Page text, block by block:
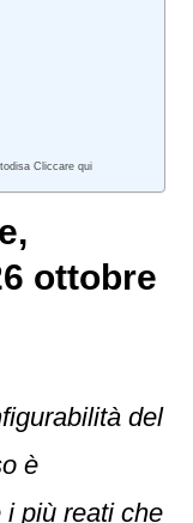
Cliccare qui
ottobre
del
è
più reati che